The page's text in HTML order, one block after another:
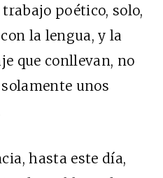
poético, solo,
la lengua, y la
que conllevan, no
unos
hasta este día,